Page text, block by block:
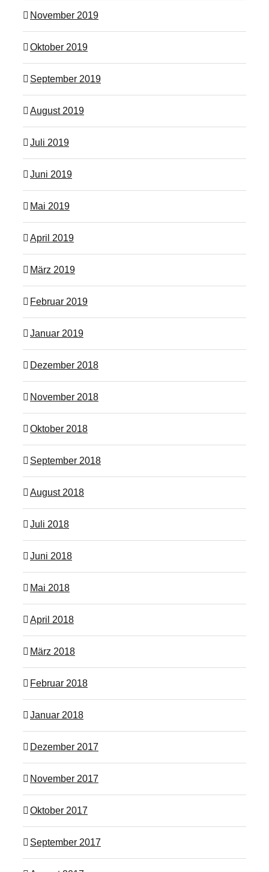
November 2019
Oktober 2019
September 2019
August 2019
Juli 2019
Juni 2019
Mai 2019
April 2019
März 2019
Februar 2019
Januar 2019
Dezember 2018
November 2018
Oktober 2018
September 2018
August 2018
Juli 2018
Juni 2018
Mai 2018
April 2018
März 2018
Februar 2018
Januar 2018
Dezember 2017
November 2017
Oktober 2017
September 2017